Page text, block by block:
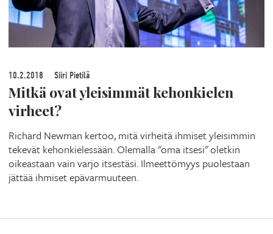
10.2.2018 Siiri Pietilä
Mitkä ovat yleisimmät kehonkielen
virheet?
Richard Newman kertoo, mitä virheitä ihmiset yleisimmin
tekevät kehonkielessään. Olemalla "oma itsesi" oletkin
oikeastaan vain varjo itsestäsi. Ilmeettömyys puolestaan
jättää ihmiset epävarmuuteen.